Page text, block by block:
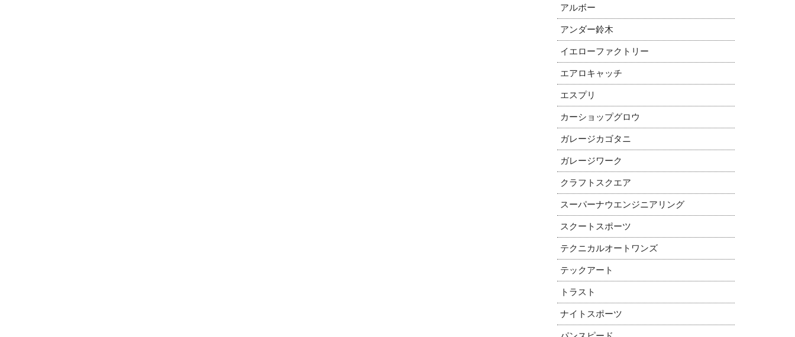
アルボー
アンダー鈴木
イエローファクトリー
エアロキャッチ
エスプリ
カーショップグロウ
ガレージカゴタニ
ガレージワーク
クラフトスクエア
スーパーナウエンジニアリング
スクートスポーツ
テクニカルオートワンズ
テックアート
トラスト
ナイトスポーツ